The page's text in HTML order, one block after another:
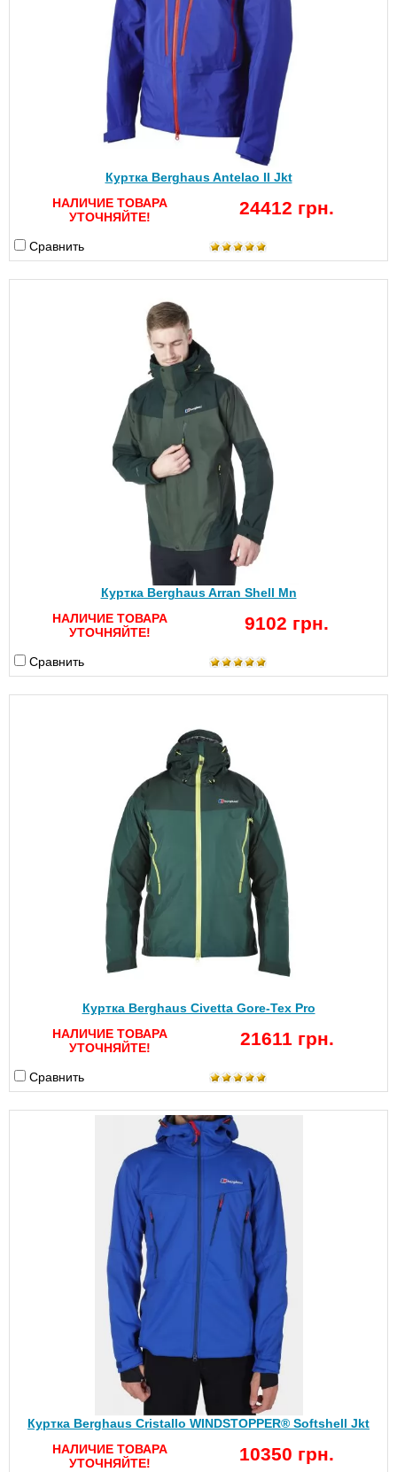
Куртка Berghaus Antelao II Jkt
НАЛИЧИЕ ТОВАРА
УТОЧНЯЙТЕ!
24412 грн.
Сравнить
Куртка Berghaus Arran Shell Mn
НАЛИЧИЕ ТОВАРА
УТОЧНЯЙТЕ!
9102 грн.
Сравнить
Куртка Berghaus Civetta Gore-Tex Pro
НАЛИЧИЕ ТОВАРА
УТОЧНЯЙТЕ!
21611 грн.
Сравнить
Куртка Berghaus Cristallo WINDSTOPPER® Softshell Jkt
НАЛИЧИЕ ТОВАРА
УТОЧНЯЙТЕ!
10350 грн.